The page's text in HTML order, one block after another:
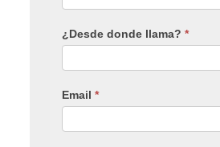
¿Desde donde llama?*
Email*